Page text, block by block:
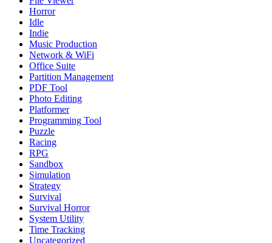
Horror
Idle
Indie
Music Production
Network & WiFi
Office Suite
Partition Management
PDF Tool
Photo Editing
Platformer
Programming Tool
Puzzle
Racing
RPG
Sandbox
Simulation
Strategy
Survival
Survival Horror
System Utility
Time Tracking
Uncategorized